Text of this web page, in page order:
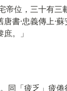
帝位，三十有
書·忠義傳上·
。」
同「疲乏」疲